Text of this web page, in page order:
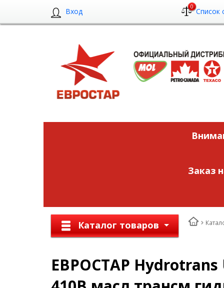
Вход 0 Список
Заказ
Каталог товаров
ЕВРОСТАР Hydrotrans